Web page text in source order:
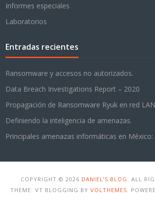
Informes especiales
Laboratorios
Entradas recientes
Ransomware y accesos no autorizados.
Data Breach Investigations Report – 2020
Propagación de Ransomware Ryuk en red LAN
Definiendo la inteligencia de amenazas.
Principales amenazas informáticas en México:
COPYRIGHT © 2026 DANIEL’S BLOG . ALL
THEME: VT BLOGGING BY VOLTHEMES .